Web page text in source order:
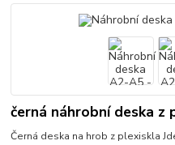
černá náhrobní deska z
Černá deska na hrob z plexiskla